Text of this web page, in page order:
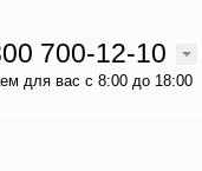
700-12-10
для вас с 8:00 до 18:00